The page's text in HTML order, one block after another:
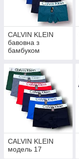
CALVIN KLEIN
бавовна з
бамбуком
CALVIN KLEIN
модель 17